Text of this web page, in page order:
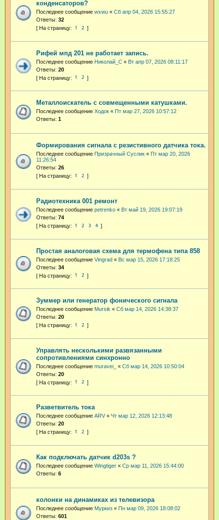
конденсаторов?
Последнее сообщение wxwu « Сб апр 04, 2026 15:55:27
Ответы: 32
1 2
Рифей мпд 201 не работает запись.
Последнее сообщение Николай_С « Вт апр 07, 2026 08:11:17
Ответы: 20
1 2
Металлоискатель с совмещенными катушками.
Последнее сообщение Ходок « Пт мар 27, 2026 10:57:12
Ответы: 1
Формирования сигнала с резистивного датчика тока.
Последнее сообщение Призрачный Суслик « Пт мар 20, 2026
11:26:54
Ответы: 26
1 2
Радиотехника 001 ремонт
Последнее сообщение petrenko « Вт май 19, 2026 19:07:19
Ответы: 74
1 2 3 4
Простая аналоговая схема для термофена типа 858
Последнее сообщение Vingrad « Вс мар 15, 2026 17:18:25
Ответы: 34
1 2
Зуммер или генератор фонического сигнала
Последнее сообщение Mursik « Сб мар 14, 2026 14:38:37
Ответы: 20
1 2
Управлять несколькими развязанными
сопротивлениями синхронно
Последнее сообщение muravei_ « Сб мар 14, 2026 10:50:04
Ответы: 20
1 2
Разветвитель тока
Последнее сообщение ARV« Чт мар 12, 2026 12:13:48
Ответы: 20
1 2
Как подключать датчик d203s ?
Последнее сообщение Wingtiger « Ср мар 11, 2026 15:44:00
Ответы: 6
колонки на динамиках из телевизора
Последнее сообщение Муркиз « Пн мар 09, 2026 18:08:02
Ответы: 601